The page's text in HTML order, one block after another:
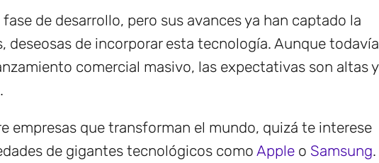
de desarrollo, pero sus avances ya han captado la
deseosas de incorporar esta tecnología. Aunque todavía
comercial masivo, las expectativas son altas y
empresas que transforman el mundo, quizá te interese
de gigantes tecnológicos como Apple o Samsung.